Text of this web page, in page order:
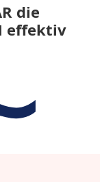
die
effektiv